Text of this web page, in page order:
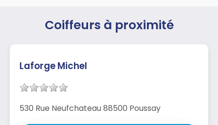
Coiffeurs à proximité
Laforge Michel
530 Rue Neufchateau 88500 Poussay